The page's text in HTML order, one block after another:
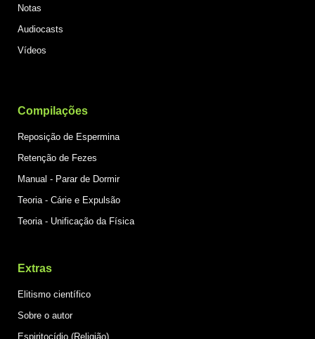
Notas
Audiocasts
Vídeos
Compilações
Reposição de Espermina
Retenção de Fezes
Manual - Pararde Dormir
Teoria - Cárie e Expulsão
Teoria - Unificação da Física
Extras
Elitismo científico
Sobre o autor
Espiritocídio (Religião)